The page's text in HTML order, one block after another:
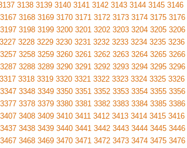
3138 3139 3140 3141 3142 3143 3144 3145 3146
3167 3168 3169 3170 3171 3172 3173 3174 3175 3176
3197 3198 3199 3200 3201 3202 3203 3204 3205 3206
3227 3228 3229 3230 3231 3232 3233 3234 3235 3236
3257 3258 3259 3260 3261 3262 3263 3264 3265 3266
3287 3288 3289 3290 3291 3292 3293 3294 3295 3296
3317 3318 3319 3320 3321 3322 3323 3324 3325 3326
3347 3348 3349 3350 3351 3352 3353 3354 3355 3356
3377 3378 3379 3380 3381 3382 3383 3384 3385 3386
3407 3408 3409 3410 3411 3412 3413 3414 3415 3416
3437 3438 3439 3440 3441 3442 3443 3444 3445 3446
3467 3468 3469 3470 3471 3472 3473 3474 3475 3476